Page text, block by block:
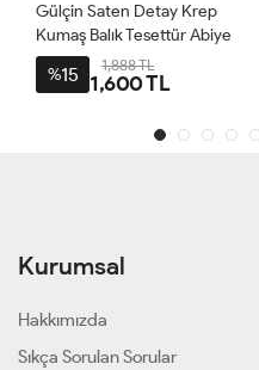
Gülçin Saten Detay Krep
Kumaş Balık Tesettür Abiye
Bordo
%15 1,888 TL
1,600 TL
Kurumsal
Hakkımızda
Sıkça Sorulan Sorular